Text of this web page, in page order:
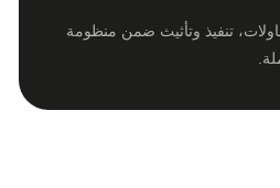
تنفيذ وتأثيث ضمن منظومة